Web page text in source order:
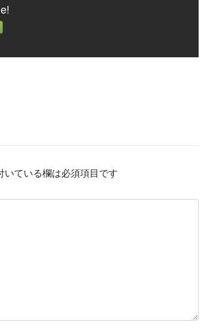
いている欄は必須項目です